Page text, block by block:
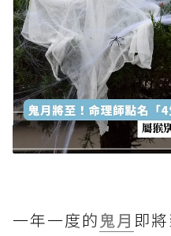
一年一度的鬼月 即